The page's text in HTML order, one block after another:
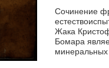
Сочинение
Жака
Бомара
минеральных